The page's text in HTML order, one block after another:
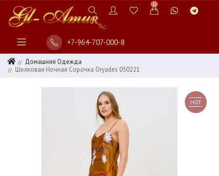
0
+7-964-707-000-8
Домашняя Одежда
Шелковая Ночная Сорочка Oryades 050221
HOT